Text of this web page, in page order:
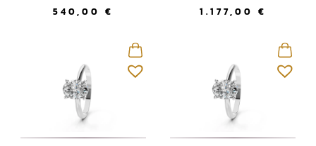
540,00 € 1.177,00 €